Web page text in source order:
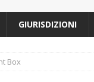
GIURISDIZIONI
Box